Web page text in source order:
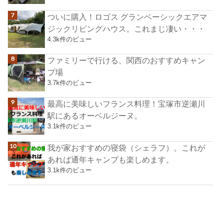
ついに購入！ロゴス グランベーシックエアマ
ジックリビングハウス。これまじ凄い・・・
4.3k件のビュー
ファミリーで行ける、関西のおすすめキャン
プ場
3.7k件のビュー
最高に美味しいフランス料理！宝塚市逆瀬川
駅にあるオーベルジーヌ。
3.1k件のビュー
我が家おすすめの寝袋（シェラフ）。これが
あれば通年キャンプも楽しめます。
3.1k件のビュー